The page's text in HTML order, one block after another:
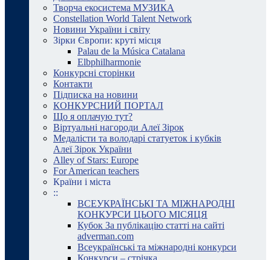
Творча екосистема МУЗИКА
Constellation World Talent Network
Новини України і світу
Зірки Європи: круті місця
Palau de la Música Catalana
Elbphilharmonie
Конкурсні сторінки
Контакти
Підписка на новини
КОНКУРСНИЙ ПОРТАЛ
Що я оплачую тут?
Віртуальні нагороди Алеї Зірок
Медалісти та володарі статуеток і кубків
Алеї Зірок України
Alley of Stars: Europe
For American teachers
Країни і міста
::
ВСЕУКРАЇНСЬКІ ТА МІЖНАРОДНІ
КОНКУРСИ ЦЬОГО МІСЯЦЯ
Кубок За публікацію статті на сайті
adverman.com
Всеукраїнські та міжнародні конкурси
Конкурси – стрічка